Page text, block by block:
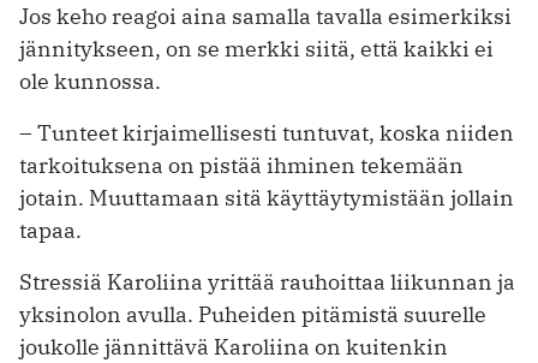
Jos keho reagoi aina samalla tavalla esimerkiksi
jännitykseen, on se merkki siitä, että kaikki ei
ole kunnossa.
– Tunteet kirjaimellisesti tuntuvat, koska niiden
tarkoituksena on pistää ihminen tekemään
jotain. Muuttamaan sitä käyttäytymistään jollain
tapaa.
Stressiä Karoliina yrittää rauhoittaa liikunnan ja
yksinolon avulla. Puheiden pitämistä suurelle
joukolle jännittävä Karoliina on kuitenkin